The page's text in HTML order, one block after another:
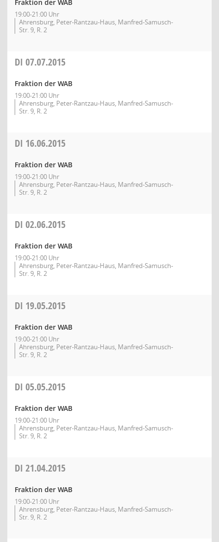
Fraktion der WAB
19:00-21:00 Uhr
Ahrensburg, Peter-Rantzau-Haus, Manfred-Samusch-
Str. 9, R. 2
DI 07.07.2015
Fraktion der WAB
19:00-21:00 Uhr
Ahrensburg, Peter-Rantzau-Haus, Manfred-Samusch-
Str. 9, R. 2
DI 16.06.2015
Fraktion der WAB
19:00-21:00 Uhr
Ahrensburg, Peter-Rantzau-Haus, Manfred-Samusch-
Str. 9, R. 2
DI 02.06.2015
Fraktion der WAB
19:00-21:00 Uhr
Ahrensburg, Peter-Rantzau-Haus, Manfred-Samusch-
Str. 9, R. 2
DI 19.05.2015
Fraktion der WAB
19:00-21:00 Uhr
Ahrensburg, Peter-Rantzau-Haus, Manfred-Samusch-
Str. 9, R. 2
DI 05.05.2015
Fraktion der WAB
19:00-21:00 Uhr
Ahrensburg, Peter-Rantzau-Haus, Manfred-Samusch-
Str. 9, R. 2
DI 21.04.2015
Fraktion der WAB
19:00-21:00 Uhr
Ahrensburg, Peter-Rantzau-Haus, Manfred-Samusch-
Str. 9, R. 2